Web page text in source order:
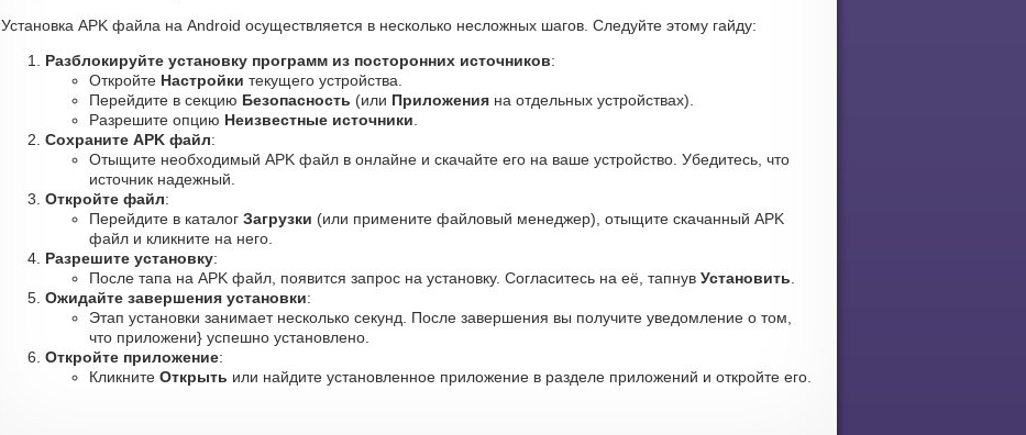
Установка APK файла на Android осуществляется в несколько несложных шагов. Следуйте этому гайду:
Разблокируйте установку программ из посторонних источников:
Откройте Настройки текущего устройства.
Перейдите в секцию Безопасность (или Приложения на отдельных устройствах).
Разрешите опцию Неизвестные источники
Сохраните APK файл:
Отыщите необходимый APK файл в онлайне и скачайте его на ваше устройство. Убедитесь, что
источник надежный.
Откройте файл:
Перейдите в каталог Загрузки (или примените файловый менеджер), отыщите скачанный APK
файл и кликните на него.
Разрешите установку:
После тапа на APK файл, появится запрос на установку. Согласитесь на её, тапнув Установить
Ожидайте завершения установки:
Этап установки занимает несколько секунд. После завершения вы получите уведомление о том,
что приложени} успешно установлено.
Откройте приложение:
Кликните Открыть или найдите установленное приложение в разделе приложений и откройте его.